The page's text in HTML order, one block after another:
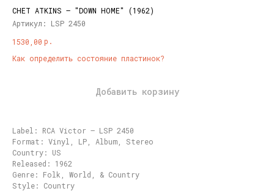
CHET ATKINS – "DOWN HOME" (1962)
Артикул: LSP 2450
1530,00 р.
Как определить состояние пластинок?
Добавить корзину
Label: RCA Victor – LSP 2450
Format: Vinyl, LP, Album, Stereo
Country: US
Released: 1962
Genre: Folk, World, & Country
Style: Country